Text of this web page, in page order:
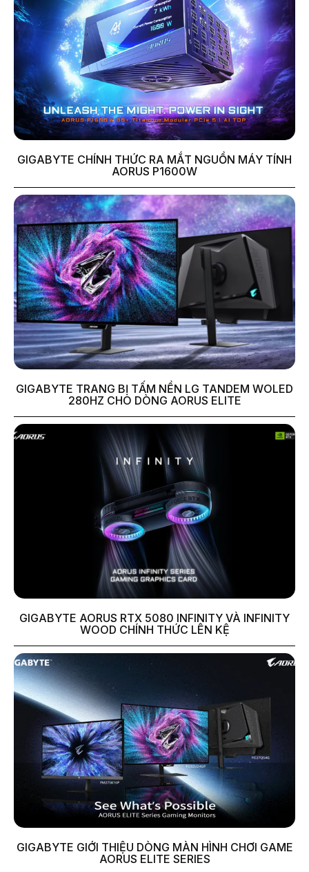
GIGABYTE CHÍNH THỨC RA MẮT NGUỒN MÁY TÍNH
AORUS P1600W
GIGABYTE TRANG BỊ TẤM NỀN LG TANDEM WOLED
280HZ CHO DÒNG AORUS ELITE
GIGABYTE AORUS RTX 5080 INFINITY VÀ INFINITY
WOOD CHÍNH THỨC LÊN KỆ
GIGABYTE GIỚI THIỆU DÒNG MÀN HÌNH CHƠI GAME
AORUS ELITE SERIES